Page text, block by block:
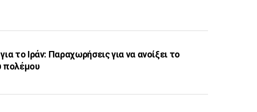
το Ιράν: Παραχωρήσεις για να ανοίξει το
πολέμου